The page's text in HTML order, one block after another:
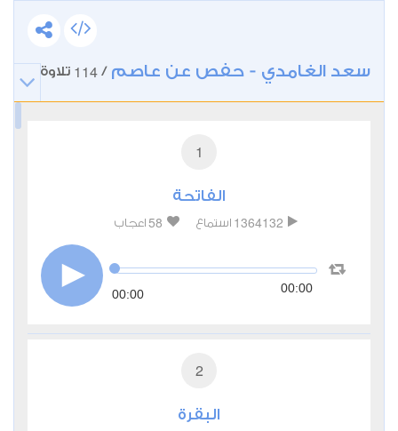
سعد الغامدي - حفص عن عاصم /
114 تلاوة
1
الفاتحة
1364132 استماع 58 اعجاب
00:00 00:00
2
البقرة